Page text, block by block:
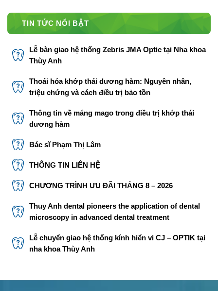
TIN TỨC NỔI BẬT
Lễ bàn giao hệ thống Zebris JMA Optic tại Nha khoa
Thùy Anh
Thoái hóa khớp thái dương hàm: Nguyên nhân,
triệu chứng và cách điều trị bảo tồn
Thông tin về máng mago trong điều trị khớp thái
dương hàm
Bác sĩ Phạm Thị Lâm
THÔNG TIN LIÊN HỆ
CHƯƠNG TRÌNH ƯU ĐÃI THÁNG 8 – 2026
Thuy Anh dental pioneers the application of dental
microscopy in advanced dental treatment
Lễ chuyển giao hệ thống kính hiển vi CJ – OPTIK tại
nha khoa Thùy Anh